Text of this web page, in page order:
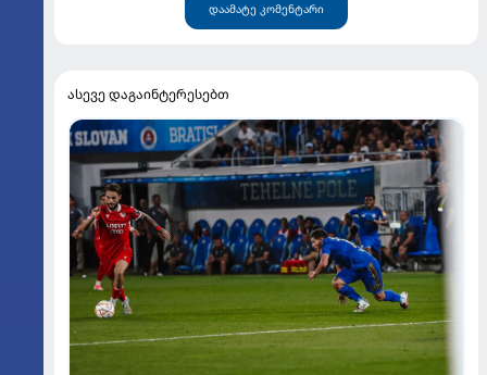
დაამატე კომენტარი
ასევე დაგაინტერესებთ